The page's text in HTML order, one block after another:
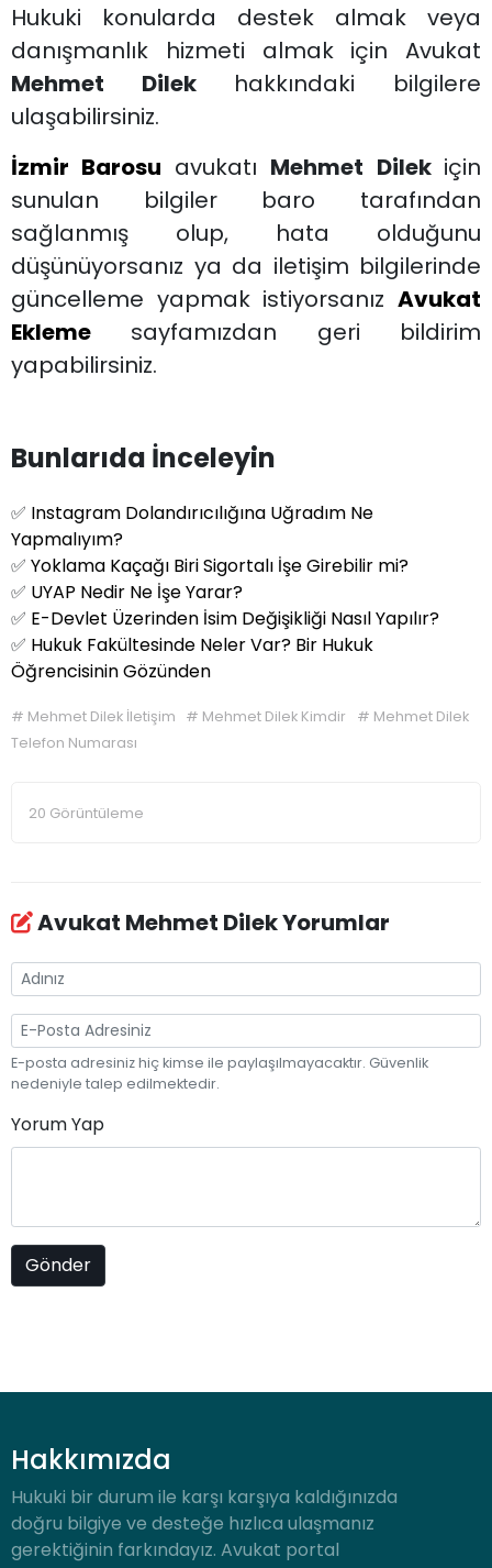
Hukuki konularda destek almak veya
danışmanlık hizmeti almak için Avukat
Mehmet Dilek hakkındaki bilgilere
ulaşabilirsiniz.
İzmir Barosu avukatı Mehmet Dilek için
sunulan bilgiler baro tarafından
sağlanmış olup, hata olduğunu
düşünüyorsanız ya da iletişim bilgilerinde
güncelleme yapmak istiyorsanız Avukat
Ekleme sayfamızdan geri bildirim
yapabilirsiniz.
Bunlarıda İnceleyin
✅ Instagram Dolandırıcılığına Uğradım Ne
Yapmalıyım?
✅ Yoklama Kaçağı Biri Sigortalı İşe Girebilir mi?
✅ UYAP Nedir Ne İşe Yarar?
✅ E-Devlet Üzerinden İsim Değişikliği Nasıl Yapılır?
✅ Hukuk Fakültesinde Neler Var? Bir Hukuk
Öğrencisinin Gözünden
# Mehmet Dilek İletişim # Mehmet Dilek Kimdir # Mehmet Dilek
Telefon Numarası
20 Görüntüleme
Avukat Mehmet Dilek Yorumlar
E-posta adresiniz hiç kimse ile paylaşılmayacaktır. Güvenlik
nedeniyle talep edilmektedir.
Yorum Yap
Hakkımızda
Hukuki bir durum ile karşı karşıya kaldığınızda
doğru bilgiye ve desteğe hızlıca ulaşmanız
gerektiğinin farkındayız. Avukat portal